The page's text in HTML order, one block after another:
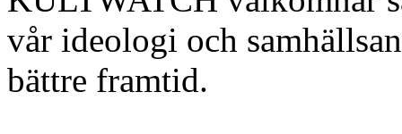
vår ideologi och
bättre framtid.